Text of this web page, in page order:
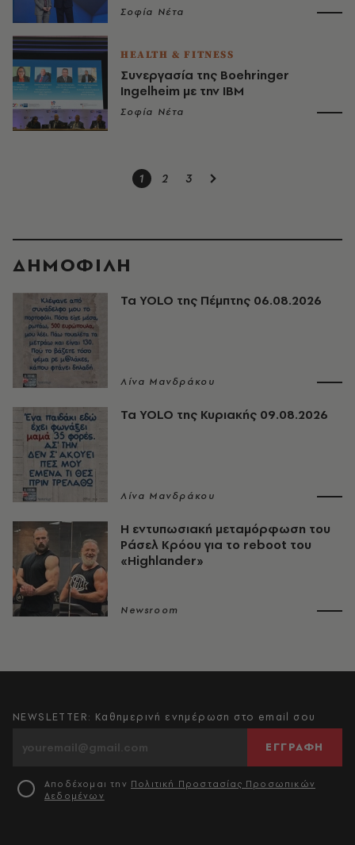
Σοφία Νέτα
HEALTH & FITNESS
Συνεργασία της Boehringer
Ingelheim με την IBM
Σοφία Νέτα
1 2 3
ΔΗΜΟΦΙΛΗ
Τα YOLO της Πέμπτης 06.08.2026
Λίνα Μανδράκου
Τα YOLO της Κυριακής 09.08.2026
Λίνα Μανδράκου
Η εντυπωσιακή μεταμόρφωση του
Ράσελ Κρόου για το reboot του
«Highlander»
Newsroom
NEWSLETTER: Καθημερινή ενημέρωση στο email σου
ΕΓΓΡΑΦΗ
Αποδέχομαι την Πολιτική Προστασίας Προσωπικών
Δεδομένων